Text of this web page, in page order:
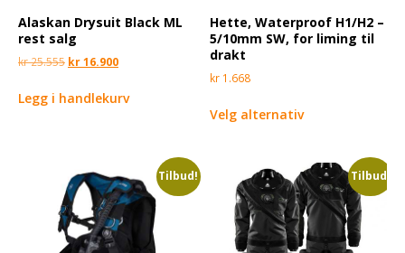
Alaskan Drysuit Black ML
rest salg
kr25.555 kr16.900
Legg i handlekurv
Hette, Waterproof H1/H2 –
5/10mm SW, for liming til
drakt
kr 1.668
Velg alternativ
Tilbud! Tilbud!